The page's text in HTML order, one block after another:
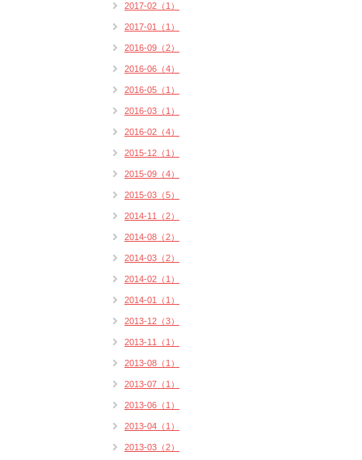
2017-02（1）
2017-01（1）
2016-09（2）
2016-06（4）
2016-05（1）
2016-03（1）
2016-02（4）
2015-12（1）
2015-09（4）
2015-03（5）
2014-11（2）
2014-08（2）
2014-03（2）
2014-02（1）
2014-01（1）
2013-12（3）
2013-11（1）
2013-08（1）
2013-07（1）
2013-06（1）
2013-04（1）
2013-03（2）